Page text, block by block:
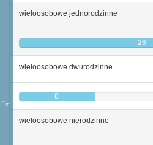
wieloosobowe jednorodzinne
26
wieloosobowe dwurodzinne
8
wieloosobowe nierodzinne